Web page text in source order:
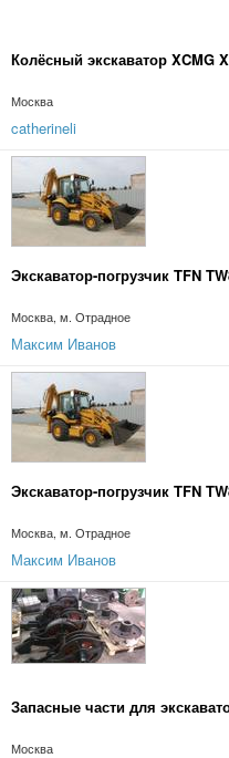
Колёсный экскаватор XCMG
Москва
catherineli
Экскаватор-погрузчик TFN
Москва, м. Отрадное
Максим Иванов
Экскаватор-погрузчик TFN
Москва, м. Отрадное
Максим Иванов
Запасные части для
Москва